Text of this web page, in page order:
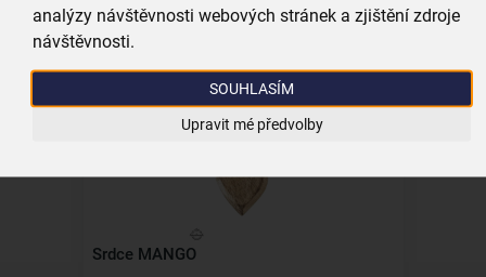
analýzy návštěvnosti webových stránek a zjištění zdroje
návštěvnosti.
SOUHLASÍM
Upravit mé předvolby
skladem
Vložit do košíku
Srdce MANGO